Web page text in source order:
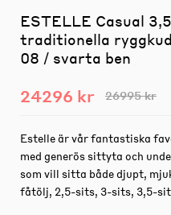
ESTELLE Casual
traditionella
08 / svarta ben
24296 kr 26995 kr
Estelle är vår fantastiska
med generös sittyta och
som vill sitta både djupt,
fåtölj, 2,5-sits, 3-sits, 3,5-